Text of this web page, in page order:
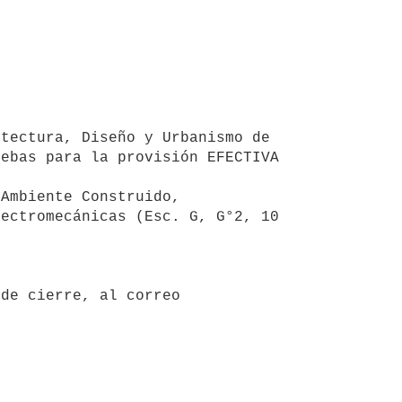
Diseño y Urbanismo de
para la provisión EFECTIVA
Construido,
(Esc. G, G°2, 10
de cierre, al correo